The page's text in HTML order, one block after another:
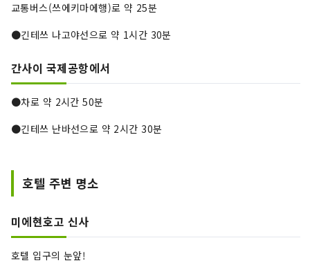
교통버스(쓰에키마에행)로 약 25분
●긴테쓰 나고야선으로 약 1시간 30분
간사이 국제공항에서
●차로 약 2시간 50분
●긴테쓰 난바선으로 약 2시간 30분
호텔 주변 명소
미에현호고 신사
호텔 입구의 눈앞!